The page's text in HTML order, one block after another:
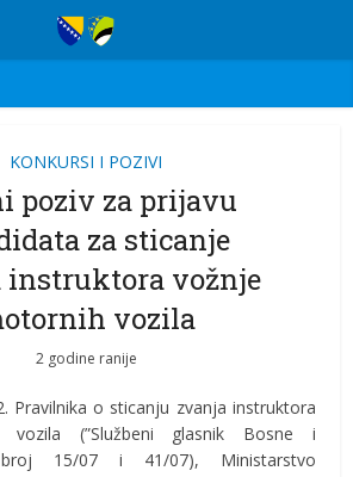
KONKURSI I POZIVI
poziv za prijavu
za sticanje
instruktora vožnje
vozila
2 godine ranije
Pravilnika o sticanju zvanja instruktora
vozila (”Službeni glasnik Bosne i
15/07 i 41/07), Ministarstvo